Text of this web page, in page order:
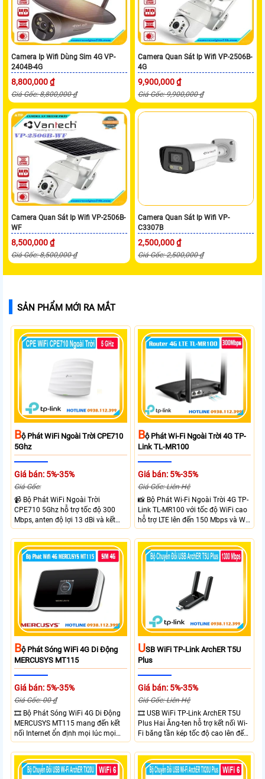
Camera Ip Wifi Dùng Sim 4G VP-
2404B-4G
8,800,000 ₫
Giá Gốc: 8,800,000 ₫
Camera Quan Sát Ip Wifi VP-2506B-
4G
9,900,000 ₫
Giá Gốc: 9,900,000 ₫
Camera Quan Sát Ip Wifi VP-2506B-
WF
8,500,000 ₫
Giá Gốc: 8,500,000 ₫
Camera Quan Sát Ip Wifi VP-
C3307B
2,500,000 ₫
Giá Gốc: 2,500,000 ₫
SẢN PHẨM MỚI RA MẮT
BỘ Phát WiFi Ngoài Trời CPE710
5Ghz
Giá bán: 5%-35%
Giá Gốc:
📹 Bộ Phát WiFi Ngoài Trời
CPE710 5Ghz hỗ trợ tốc độ 300
Mbps, anten độ lợi 13 dBi và kết
nối đường dài trên 10 km trong
điều kiện phù hợp. Trang bị cổng
Ethernet Shielded 10/100 Mbps, hỗ
trợ PoE Passive, MAXtream TDMA,
quản lý tập trung và phân tích
quang phổ. Chuẩn IPX5 giúp tăng
khả năng chống chịu thời tiết.
BỘ Phát Wi-Fi Ngoài Trời 4G TP-
Link TL-MR100
Giá bán: 5%-35%
Giá Gốc: Liên Hệ
📸 Bộ Phát Wi-Fi Ngoài Trời 4G TP-
Link TL-MR100 với tốc độ WiFi cao
hỗ trợ LTE lên đến 150 Mbps và Wi-
Fi 2.4 GHz lên đến 300 Mbps với
thiết kế với vỏ chống chịu thời tiết
chuẩn IP65, chống sét ±6kV và
chống tĩnh điện ±15kV
BỘ Phát Sóng WiFi 4G Di Động
MERCUSYS MT115
Giá bán: 5%-35%
Giá Gốc: 00 ₫
🎞 Bộ Phát Sóng WiFi 4G Di Động
MERCUSYS MT115 mang đến kết
nối Internet ổn định mọi lúc mọi
nơi với tốc độ 4G LTE tải xuống lên
đến 150Mbps. Chuẩn WiFi 6
AX300, pin 2400mAh hoạt động
đến 10 giờ và khả năng kết nối
USB WiFi TP-Link ArchER T5U
Plus
Giá bán: 5%-35%
Giá Gốc: Liên Hệ
🎞 USB WiFi TP-Link ArchER T5U
Plus Hai Ăng-ten hỗ trợ kết nối Wi-
Fi băng tần kép tốc độ cao lên đến
1300 Mbps. Hai ăng-ten ngoài kết
hợp công nghệ Beamforming giúp
tăng cường tín hiệu và vùng phủ
sóng. USB 3.0 cho tốc độ truyền dữ